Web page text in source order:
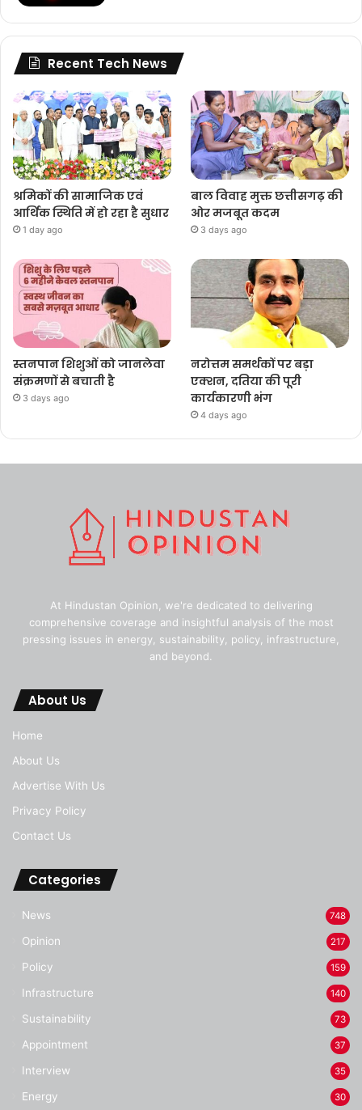
Recent Tech News
श्रमिकों की सामाजिक एवं
आर्थिक स्थिति में हो रहा है सुधार
1 day ago
बाल विवाह मुक्त छत्तीसगढ़ की
ओर मजबूत कदम
3 days ago
स्तनपान शिशुओं को जानलेवा
संक्रमणों से बचाती है
3 days ago
नरोत्तम समर्थकों पर बड़ा
एक्शन, दतिया की पूरी
कार्यकारणी भंग
4 days ago
At Hindustan Opinion, we're dedicated to delivering
comprehensive coverage and insightful analysis of the most
pressing issues in energy, sustainability, policy, infrastructure,
and beyond.
About Us
Home
About Us
Advertise With Us
Privacy Policy
Contact Us
Categories
News 748
Opinion 217
Policy 159
Infrastructure 140
Sustainability 73
Appointment 37
Interview 35
Energy 30